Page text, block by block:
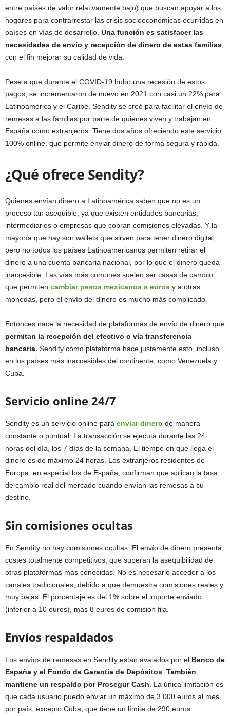
entre países de valor relativamente bajo) que buscan apoyar a los
hogares para contrarrestar las crisis socioeconómicas ocurridas en
países en vías de desarrollo. Una función es satisfacer las
necesidades de envío y recepción de dinero de estas familias
con el fin mejorar su calidad de vida.
Pese a que durante el COVID-19 hubo una recesión de estos
pagos, se incrementaron de nuevo en 2021 con casi un 22% para
Latinoamérica y el Caribe. Sendity se creó para facilitar el envío de
remesas a las familias por parte de quienes viven y trabajan en
España como extranjeros. Tiene dos años ofreciendo este servicio
100% online, que permite enviar dinero de forma segura y rápida.
¿Qué ofrece Sendity?
Quienes envían dinero a Latinoamérica saben que no es un
proceso tan asequible, ya que existen entidades bancarias,
intermediarios o empresas que cobran comisiones elevadas. Y la
mayoría que hay son wallets que sirven para tener dinero digital,
pero no todos los países Latinoamericanos permiten retirar el
dinero a una cuenta bancaria nacional, por lo que el dinero queda
inaccesible. Las vías más comunes suelen ser casas de cambio
que permiten cambiar pesos mexicanos a euros y a otras
monedas, pero el envío del dinero es mucho más complicado.
Entonces nace la necesidad de plataformas de envío de dinero que
permitan la recepción del efectivo o vía transferencia
bancaria. Sendity como plataforma hace justamente esto, incluso
en los países más inaccesibles del continente, como Venezuela y
Cuba.
Servicio online 24/7
Sendity es un servicio online para enviar dinero de manera
constante o puntual. La transacción se ejecuta durante las 24
horas del día, los 7 días de la semana. El tiempo en que llega el
dinero es de máximo 24 horas. Los extranjeros residentes de
Europa, en especial los de España, confirman que aplican la tasa
de cambio real del mercado cuando envían las remesas a su
destino.
Sin comisiones ocultas
En Sendity no hay comisiones ocultas. El envío de dinero presenta
costes totalmente competitivos, que superan la asequibilidad de
otras plataformas más conocidas. No es necesario acceder a los
canales tradicionales, debido a que demuestra comisiones reales y
muy bajas. El porcentaje es del 1% sobre el importe enviado
(inferior a 10 euros), más 8 euros de comisión fija.
Envíos respaldados
Los envíos de remesas en Sendity están avalados por el Banco de
España y el Fondo de Garantía de Depósitos También
mantiene un respaldo por Prosegur Cash . La única limitación es
que cada usuario puedo enviar un máximo de 3.000 euros al mes
por país, excepto Cuba, que tiene un límite de 290 euros